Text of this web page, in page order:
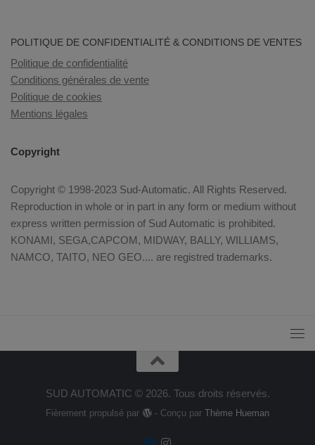
POLITIQUE DE CONFIDENTIALITÉ & CONDITIONS DE VENTES
Politique de confidentialité
Conditions générales de vente
Politique de cookies
Mentions légales
Copyright
Copyright © 1998-2023 Sud-Automatic. All Rights Reserved.
Reproduction in whole or in part in any form or medium without
express written permission of Sud Automatic is prohibited.
KONAMI, SEGA,CAPCOM, MIDWAY, BALLY, WILLIAMS,
NAMCO, TAITO, NEO GEO.... are registred trademarks.
SUD AUTOMATIC © 2026. Tous droits réservés.
Fièrement propulsé par - Conçu par Thème Hueman